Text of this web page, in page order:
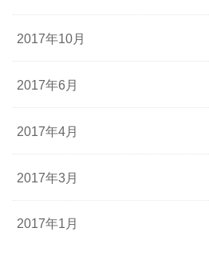
2017年10月
2017年6月
2017年4月
2017年3月
2017年1月